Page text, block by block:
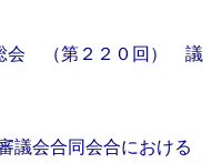
会 （第２２０回） 議
議会合同会合における